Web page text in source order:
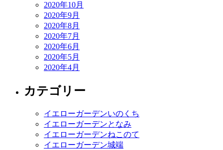
2020年10月
2020年9月
2020年8月
2020年7月
2020年6月
2020年5月
2020年4月
カテゴリー
イエローガーデンいのくち
イエローガーデンとなみ
イエローガーデンねこのて
イエローガーデン城端